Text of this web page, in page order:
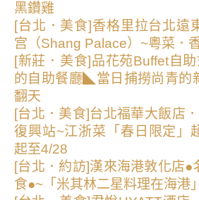
黑鑽雞
[台北．美食]香格里拉台北遠
宫（Shang Palace）~粵菜．
[新莊．美食]品花苑Buffet自
的自助餐廳◣當日捕撈尚青的
翻天
[台北．美食]台北福華大飯店
復興站~江浙菜「春日限定」
起至4/28
[台北．約訪]漢來海港敦化店●
食●~「米其林二星料理在海港」